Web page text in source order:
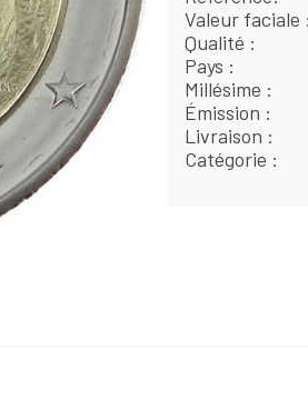
Valeur faciale
Qualité
Pays
Millésime
Émission
Livraison
Catégorie